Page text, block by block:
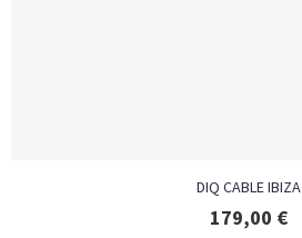
DIQ CABLE IBIZA
179,00 €